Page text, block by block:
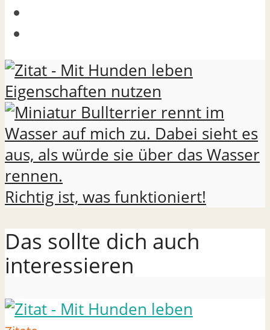
Eigenschaften nutzen
Richtig ist, was funktioniert!
Das sollte dich auch
interessieren